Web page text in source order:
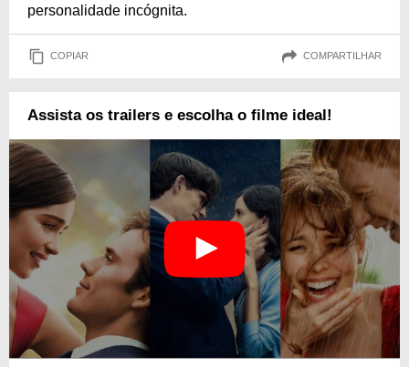
personalidade incógnita.
COPIAR COMPARTILHAR
Assista os trailers e escolha o filme ideal!